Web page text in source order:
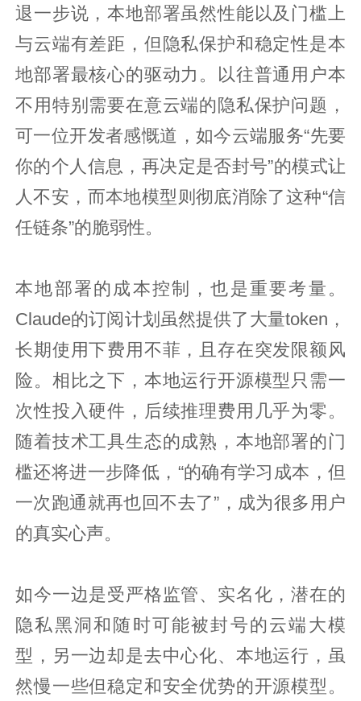
退一步说，本地部署虽然性能以及门槛上
与云端有差距，但隐私保护和稳定性是本
地部署最核心的驱动力。以往普通用户本
不用特别需要在意云端的隐私保护问题，
可一位开发者感慨道，如今云端服务“先要
你的个人信息，再决定是否封号”的模式让
人不安，而本地模型则彻底消除了这种“信
任链条”的脆弱性。
本地部署的成本控制，也是重要考量。
Claude的订阅计划虽然提供了大量token，
长期使用下费用不菲，且存在突发限额风
险。相比之下，本地运行开源模型只需一
次性投入硬件，后续推理费用几乎为零。
随着技术工具生态的成熟，本地部署的门
槛还将进一步降低，“的确有学习成本，但
一次跑通就再也回不去了”，成为很多用户
的真实心声。
如今一边是受严格监管、实名化，潜在的
隐私黑洞和随时可能被封号的云端大模
型，另一边却是去中心化、本地运行，虽
然慢一些但稳定和安全优势的开源模型。